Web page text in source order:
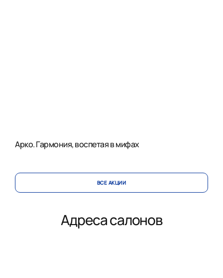
Арко. Гармония, воспетая в мифах
ВСЕ АКЦИИ
Адреса салонов